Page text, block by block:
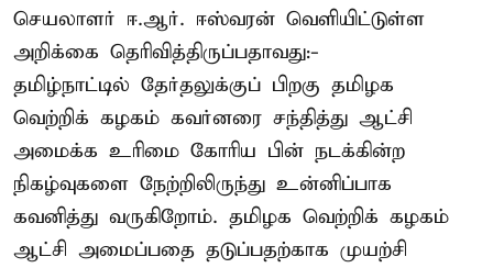
செயலாளர் ஈ.ஆர். ஈஸ்வரன் வெளியிட்டுள்ள
அறிக்கை தெரிவித்திருப்பதாவது:-
தமிழ்நாட்டில் தேர்தலுக்குப் பிறகு தமிழக
வெற்றிக் கழகம் கவர்னரை சந்தித்து ஆட்சி
அமைக்க உரிமை கோரிய பின் நடக்கின்ற
நிகழ்வுகளை நேற்றிலிருந்து உன்னிப்பாக
கவனித்து வருகிறோம். தமிழக வெற்றிக் கழகம்
ஆட்சி அமைப்பதை தடுப்பதற்காக முயற்சி